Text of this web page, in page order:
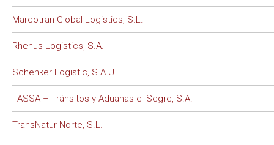
Marcotran Global Logistics, S.L.
Rhenus Logistics, S.A.
Schenker Logistic, S.A.U.
TASSA – Tránsitos y Aduanas el Segre, S.A.
TransNatur Norte, S.L.